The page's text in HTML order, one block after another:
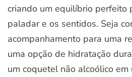
criando um equilíbrio perfeito
paladar e os sentidos. Seja
acompanhamento para uma
uma opção de hidratação
um coquetel não alcoólico em